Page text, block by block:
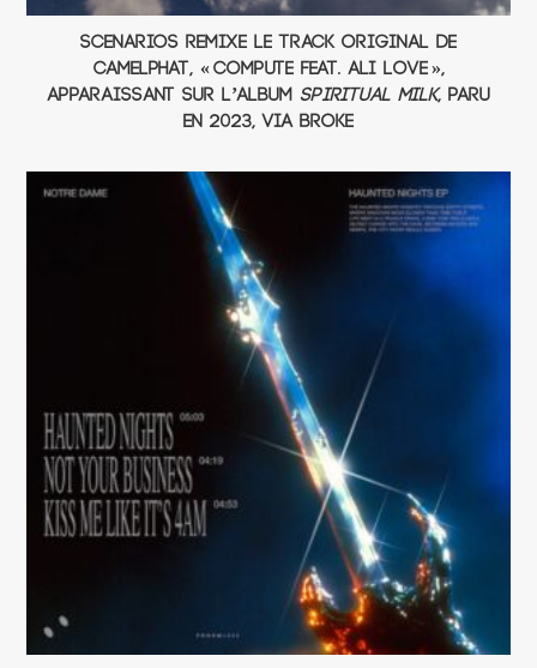
Scenarios remixe le track original de
CamelPhat, « Compute Feat. Ali Love »,
apparaissant sur l’album Spiritual Milk, paru
en 2023, via Broke